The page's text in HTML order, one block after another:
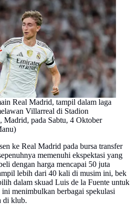
Real Madrid, tampil dalam laga
Villarreal di Stadion
Madrid, pada Sabtu, 4 Oktober
ke Real Madrid pada bursa transfer
memenuhi ekspektasi yang
dengan harga mencapai 50 juta
lebih dari 40 kali di musim ini, bek
dalam skuad Luis de la Fuente untuk
menimbulkan berbagai spekulasi
di klub.